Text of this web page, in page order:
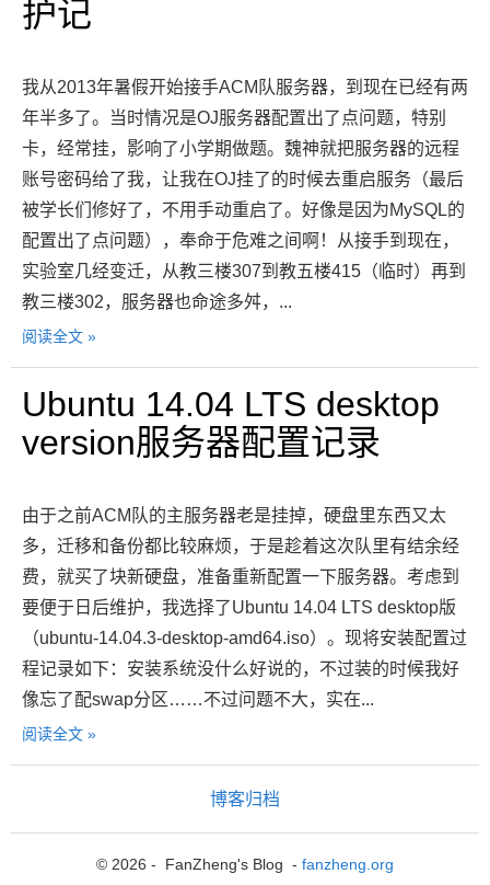
护记
我从2013年暑假开始接手ACM队服务器，到现在已经有两
年半多了。当时情况是OJ服务器配置出了点问题，特别
卡，经常挂，影响了小学期做题。魏神就把服务器的远程
账号密码给了我，让我在OJ挂了的时候去重启服务（最后
被学长们修好了，不用手动重启了。好像是因为MySQL的
配置出了点问题），奉命于危难之间啊！从接手到现在，
实验室几经变迁，从教三楼307到教五楼415（临时）再到
教三楼302，服务器也命途多舛，...
阅读全文 »
Ubuntu 14.04 LTS desktop
version服务器配置记录
由于之前ACM队的主服务器老是挂掉，硬盘里东西又太
多，迁移和备份都比较麻烦，于是趁着这次队里有结余经
费，就买了块新硬盘，准备重新配置一下服务器。考虑到
要便于日后维护，我选择了Ubuntu 14.04 LTS desktop版
（ubuntu-14.04.3-desktop-amd64.iso）。现将安装配置过
程记录如下：安装系统没什么好说的，不过装的时候我好
像忘了配swap分区……不过问题不大，实在...
阅读全文 »
博客归档
© 2026 - FanZheng's Blog - fanzheng.org